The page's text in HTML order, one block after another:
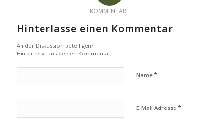
KOMMENTARE
Hinterlasse einen Kommentar
An der Diskussion beteiligen?
Hinterlasse uns deinen Kommentar!
Name *
E-Mail-Adresse *